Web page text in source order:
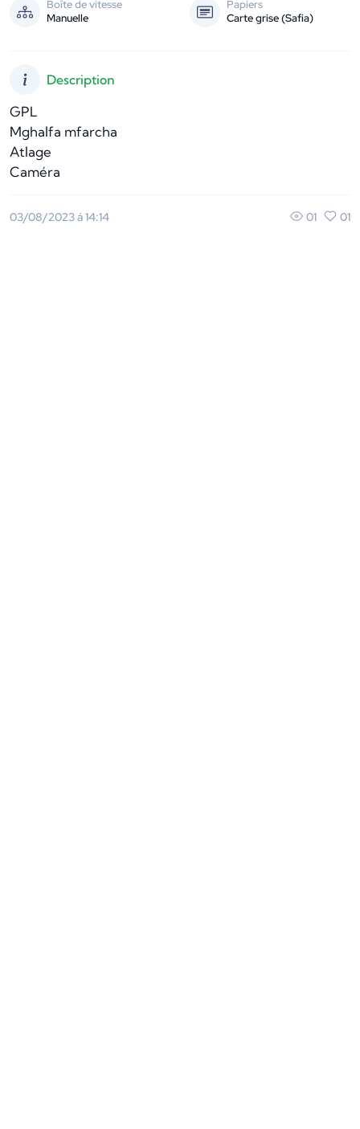
Boîte de vitesse
Manuelle
Papiers
Carte grise (Safia)
Description
GPL
Mghalfa mfarcha
Atlage
Caméra
03/08/2023 á 14:14 01 01